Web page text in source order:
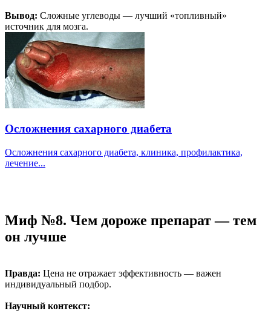
Вывод: Сложные углеводы — лучший «топливный»
источник для мозга.
Осложнения сахарного диабета
Осложнения сахарного диабета, клиника, профилактика,
лечение...
Миф №8. Чем дороже препарат — тем
он лучше
Правда: Цена не отражает эффективность — важен
индивидуальный подбор.
Научный контекст: